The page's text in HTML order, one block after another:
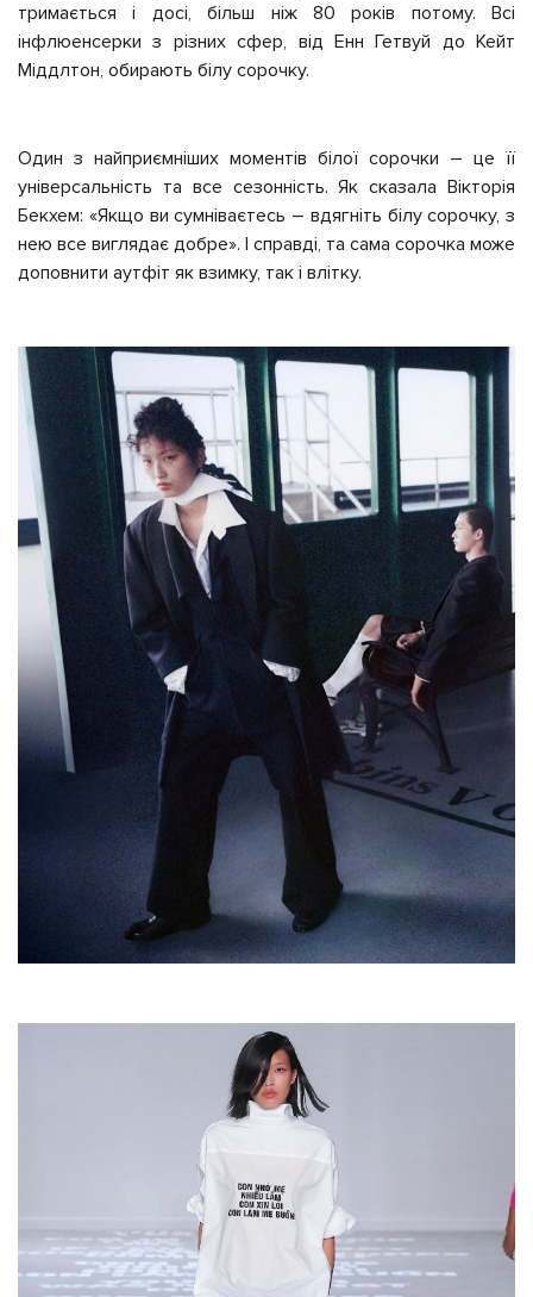
тримається і досі, більш ніж 80 років потому. Всі
інфлюенсерки з різних сфер, від Енн Гетвуй до Кейт
Міддлтон, обирають білу сорочку.
Один з найприємніших моментів білої сорочки – це її
універсальність та все сезонність. Як сказала Вікторія
Бекхем: «Якщо ви сумніваєтесь – вдягніть білу сорочку, з
нею все виглядає добре». І справді, та сама сорочка може
доповнити аутфіт як взимку, так і влітку.